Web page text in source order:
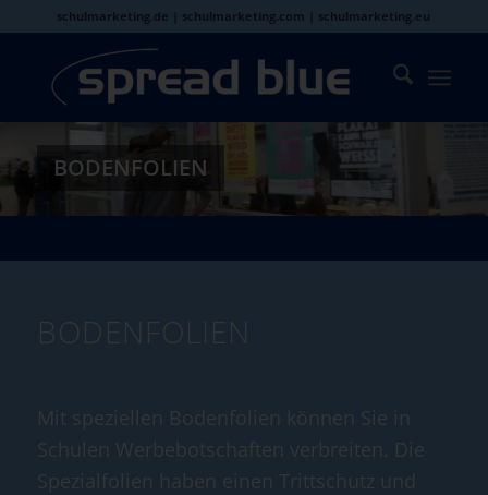
schulmarketing.de | schulmarketing.com | schulmarketing.eu
BODENFOLIEN
BODENFOLIEN
Mit speziellen Bodenfolien können Sie in
Schulen Werbebotschaften verbreiten. Die
Spezialfolien haben einen Trittschutz und